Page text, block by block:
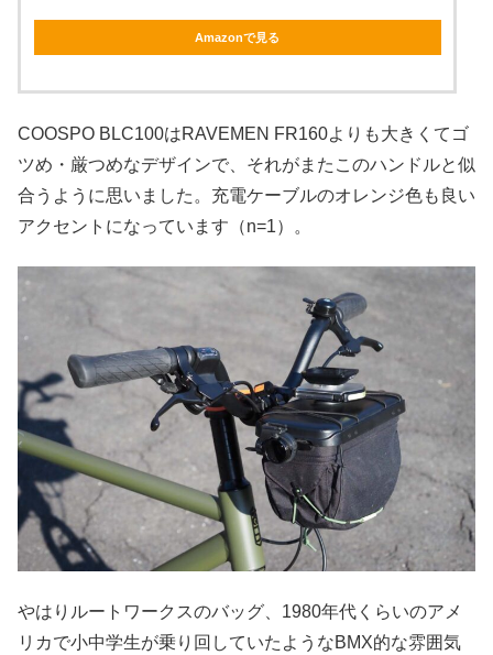
Amazonで見る
COOSPO BLC100はRAVEMEN FR160よりも大きくてゴ
ツめ・厳つめなデザインで、それがまたこのハンドルと似
合うように思いました。充電ケーブルのオレンジ色も良い
アクセントになっています（n=1）。
やはりルートワークスのバッグ、1980年代くらいのアメ
リカで小中学生が乗り回していたようなBMX的な雰囲気